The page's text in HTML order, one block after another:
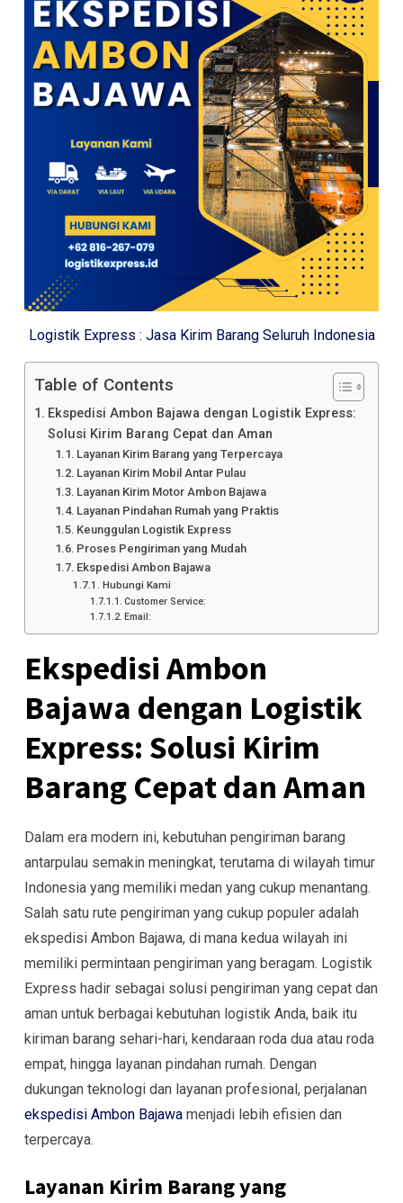
Logistik Express : Jasa Kirim Barang Seluruh Indonesia
Table of Contents
Ekspedisi Ambon Bajawa dengan Logistik Express:
Solusi Kirim Barang Cepat dan Aman
Layanan Kirim Barang yang Terpercaya
Layanan Kirim Mobil Antar Pulau
Layanan Kirim Motor Ambon Bajawa
Layanan Pindahan Rumah yang Praktis
Keunggulan Logistik Express
Proses Pengiriman yang Mudah
Ekspedisi Ambon Bajawa
Hubungi Kami
Customer Service:
Email:
Ekspedisi Ambon
Bajawa dengan Logistik
Express: Solusi Kirim
Barang Cepat dan Aman
Dalam era modern ini, kebutuhan pengiriman barang
antarpulau semakin meningkat, terutama di wilayah timur
Indonesia yang memiliki medan yang cukup menantang.
Salah satu rute pengiriman yang cukup populer adalah
ekspedisi Ambon Bajawa, di mana kedua wilayah ini
memiliki permintaan pengiriman yang beragam. Logistik
Express hadir sebagai solusi pengiriman yang cepat dan
aman untuk berbagai kebutuhan logistik Anda, baik itu
kiriman barang sehari-hari, kendaraan roda dua atau roda
empat, hingga layanan pindahan rumah. Dengan
dukungan teknologi dan layanan profesional, perjalanan
ekspedisi Ambon Bajawa menjadi lebih efisien dan
terpercaya.
Layanan Kirim Barang yang